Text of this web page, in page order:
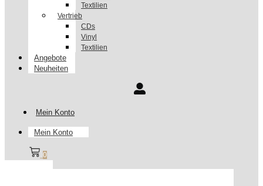
Textilien
Vertrieb
CDs
Vinyl
Textilien
Angebote
Neuheiten
Mein Konto
Mein Konto
0